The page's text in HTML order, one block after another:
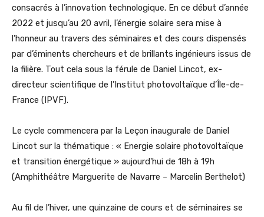
consacrés à l’innovation technologique. En ce début d’année
2022 et jusqu’au 20 avril, l’énergie solaire sera mise à
l’honneur au travers des séminaires et des cours dispensés
par d’éminents chercheurs et de brillants ingénieurs issus de
la filière. Tout cela sous la férule de Daniel Lincot, ex-
directeur scientifique de l’Institut photovoltaïque d’Île-de-
France (IPVF).
Le cycle commencera par la Leçon inaugurale de Daniel
Lincot sur la thématique : « Energie solaire photovoltaïque
et transition énergétique » aujourd'hui de 18h à 19h
(Amphithéâtre Marguerite de Navarre – Marcelin Berthelot)
Au fil de l’hiver, une quinzaine de cours et de séminaires se